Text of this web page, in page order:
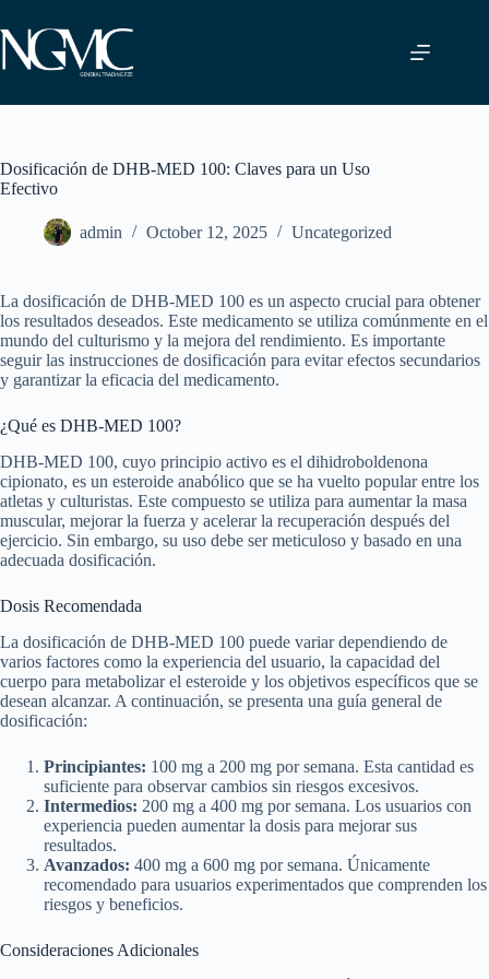
to
content
Dosificación de DHB-MED 100: Claves para un Uso
Efectivo
admin October 12, 2025 Uncategorized
La dosificación de DHB-MED 100 es un aspecto crucial para obtener
los resultados deseados. Este medicamento se utiliza comúnmente en el
mundo del culturismo y la mejora del rendimiento. Es importante
seguir las instrucciones de dosificación para evitar efectos secundarios
y garantizar la eficacia del medicamento.
¿Qué es DHB-MED 100?
DHB-MED 100, cuyo principio activo es el dihidroboldenona
cipionato, es un esteroide anabólico que se ha vuelto popular entre los
atletas y culturistas. Este compuesto se utiliza para aumentar la masa
muscular, mejorar la fuerza y acelerar la recuperación después del
ejercicio. Sin embargo, su uso debe ser meticuloso y basado en una
adecuada dosificación.
Dosis Recomendada
La dosificación de DHB-MED 100 puede variar dependiendo de
varios factores como la experiencia del usuario, la capacidad del
cuerpo para metabolizar el esteroide y los objetivos específicos que se
desean alcanzar. A continuación, se presenta una guía general de
dosificación:
Principiantes: 100 mg a 200 mg por semana. Esta cantidad es
suficiente para observar cambios sin riesgos excesivos.
Intermedios: 200 mg a 400 mg por semana. Los usuarios con
experiencia pueden aumentar la dosis para mejorar sus
resultados.
Avanzados: 400 mg a 600 mg por semana. Únicamente
recomendado para usuarios experimentados que comprenden los
riesgos y beneficios.
Consideraciones Adicionales